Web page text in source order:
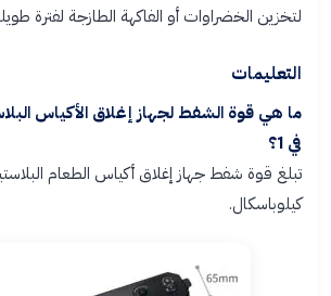
لتخزين الخضراوات أو الفاكهة الطازجة لفترة
التعليمات
في 1؟
كيلوباسكال.